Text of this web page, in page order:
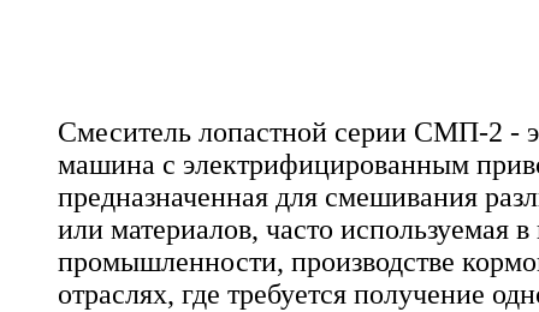
Смеситель лопастной серии СМП-2 -
машина с электрифицированным
предназначенная для смешивания
или материалов, часто используемая
промышленности, производстве
отраслях, где требуется получение